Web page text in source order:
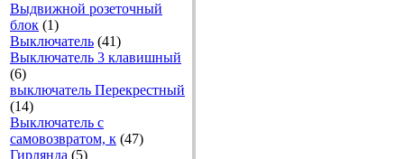
Выдвижной розеточный
блок (1)
Выключатель (41)
Выключатель 3 клавишный
(6)
выключатель Перекрестный
(14)
Выключатель с
самовозвратом, к (47)
Гирлянда (5)